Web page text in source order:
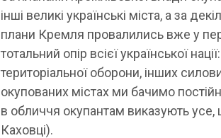
інші великі українські міста, а за
плани Кремля провалились вже у
тотальний опір всієї української
територіальної оборони, інших
окупованих містах ми бачимо
в обличчя окупантам виказують
Каховці).